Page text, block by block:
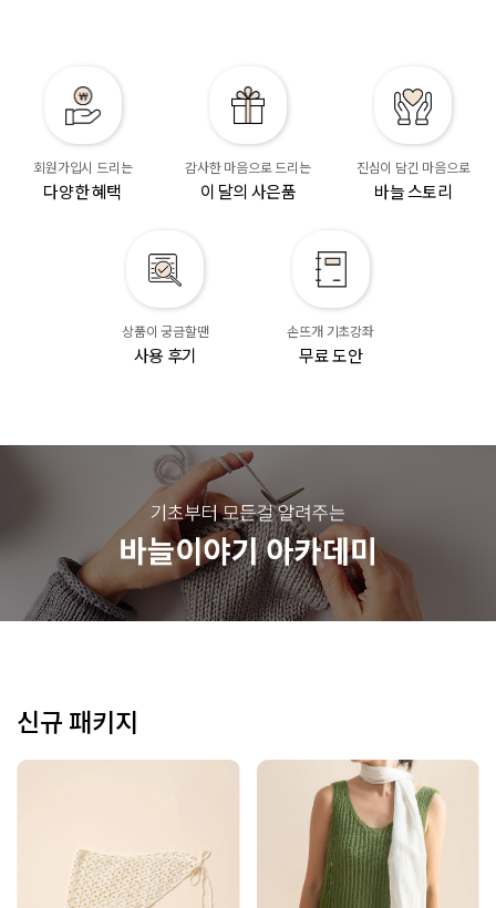
회원가입시 드리는
다양한 혜택
감사한 마음으로 드리는
이 달의 사은품
진심이 담긴 마음으로
바늘 스토리
상품이 궁금할땐
사용 후기
손뜨개 기초강좌
무료 도안
신규 패키지